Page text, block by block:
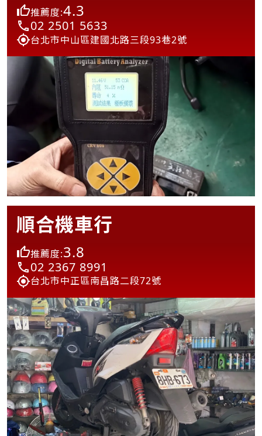
推薦度:4.3
02 2501 5633
台北市中山區建國北路三段93巷2號
順合機車行
推薦度:3.8
02 2367 8991
台北市中正區南昌路二段72號